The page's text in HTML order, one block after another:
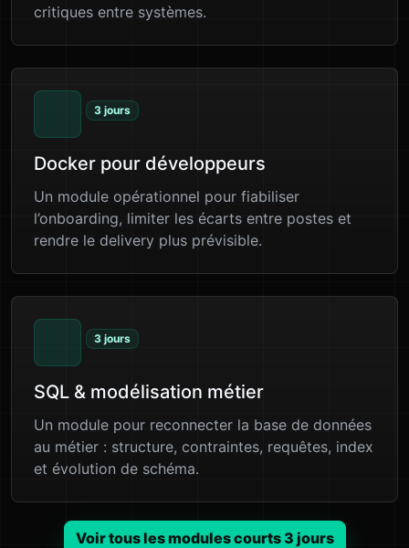
critiques entre systèmes.
3 jours
Docker pour développeurs
Un module opérationnel pour fiabiliser
l’onboarding, limiter les écarts entre postes et
rendre le delivery plus prévisible.
3 jours
SQL & modélisation métier
Un module pour reconnecter la base de données
au métier : structure, contraintes, requêtes, index
et évolution de schéma.
Voir tous les modules courts 3 jours